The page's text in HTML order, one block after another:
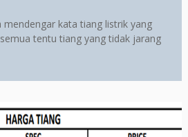
mendengar kata tiang listrik yang
tentu tiang yang tidak jarang